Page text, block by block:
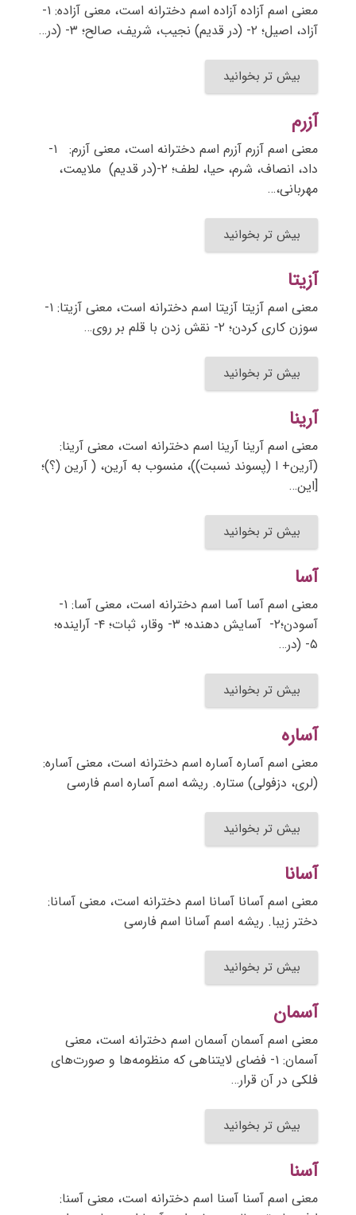
معنی اسم آزاده آزاده اسم دخترانه است، معنی آزاده: ۱-
آزاد، اصیل؛ ۲- (در قدیم) نجیب، شریف، صالح؛ ۳- (در…
بیش تر بخوانید
آزرم
معنی اسم آزرم آزرم اسم دخترانه است، معنی آزرم: ۱-
داد، انصاف، شرم، حیا، لطف؛ ۲-(در قدیم) ملایمت،
مهربانی،…
بیش تر بخوانید
آزیتا
معنی اسم آزیتا آزیتا اسم دخترانه است، معنی آزیتا: ۱-
سوزن کاری کردن؛ ۲- نقش زدن با قلم بر روی…
بیش تر بخوانید
آرینا
معنی اسم آرینا آرینا اسم دخترانه است، معنی آرینا:
(آرین+ ا (پسوند نسبت))، منسوب به آرین، ( آرین (؟)؛
[این…
بیش تر بخوانید
آسا
معنی اسم آسا آسا اسم دخترانه است، معنی آسا: ۱-
آسودن؛۲- آسایش دهنده؛ ۳- وقار، ثبات؛ ۴- آراینده؛
۵- (در…
بیش تر بخوانید
آساره
معنی اسم آساره آساره اسم دخترانه است، معنی آساره:
(لری، دزفولی) ستاره. ریشه اسم آساره اسم فارسی
بیش تر بخوانید
آسانا
معنی اسم آسانا آسانا اسم دخترانه است، معنی آسانا:
دختر زیبا. ریشه اسم آسانا اسم فارسی
بیش تر بخوانید
آسمان
معنی اسم آسمان آسمان اسم دخترانه است، معنی
آسمان: ۱- فضای لایتناهی که منظومه‌ها و صورت‌های
فلکی در آن قرار…
بیش تر بخوانید
آسنا
معنی اسم آسنا آسنا اسم دخترانه است، معنی آسنا: